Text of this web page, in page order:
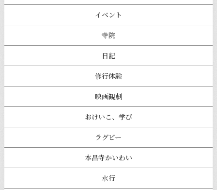
イベント
寺院
日記
修行体験
映画観劇
おけいこ、学び
ラグビー
本昌寺かいわい
水行